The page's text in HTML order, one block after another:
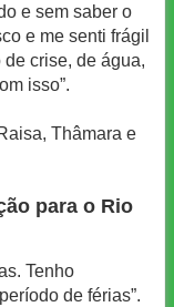
e sem saber o
e me senti frágil
crise, de água,
isso”.
Thâmara e
para o Rio
Tenho
de férias”.